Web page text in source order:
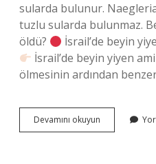
sularda bulunur.
tuzlu sularda bulunmaz.
öldü?
İsrail’de beyin
İsrail’de beyin yiyen
ölmesinin ardından
Devamını okuyun
Yiyen